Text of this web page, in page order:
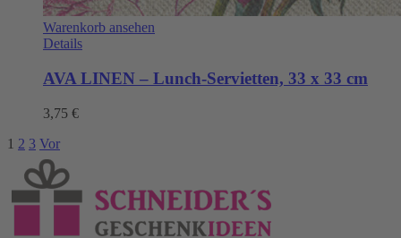
Warenkorb ansehen
Details
AVA LINEN – Lunch-Servietten, 33 x 33 cm
3,75 €
1 2 3 Vor